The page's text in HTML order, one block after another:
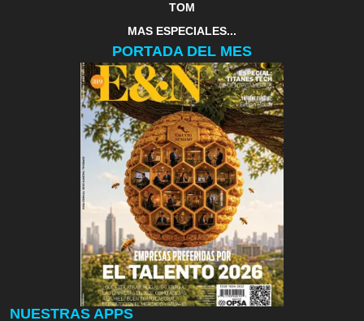
TOM
MAS ESPECIALES...
PORTADA DEL MES
NUESTRAS APPS